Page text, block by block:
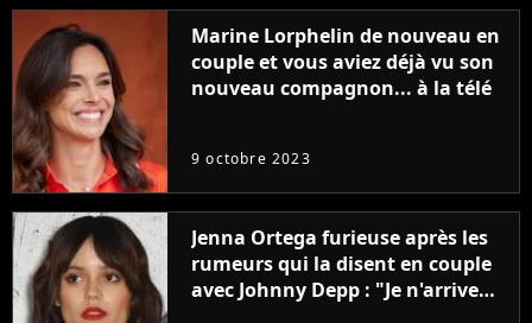
Marine Lorphelin de nouveau en
couple et vous aviez déjà vu son
nouveau compagnon... à la télé
9 octobre 2023
Jenna Ortega furieuse après les
rumeurs qui la disent en couple
avec Johnny Depp : "Je n'arrive